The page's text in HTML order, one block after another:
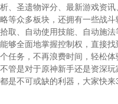
、圣遗物评分、最新游戏资讯
等众多板块，还拥有一些战斗
取、自动使用技能、自动施法
够全面地掌握控制权，直接找
任务，不再浪费时间，轻松体
管是对于原神新手还是资深玩
是不可或缺的利器，大家快来